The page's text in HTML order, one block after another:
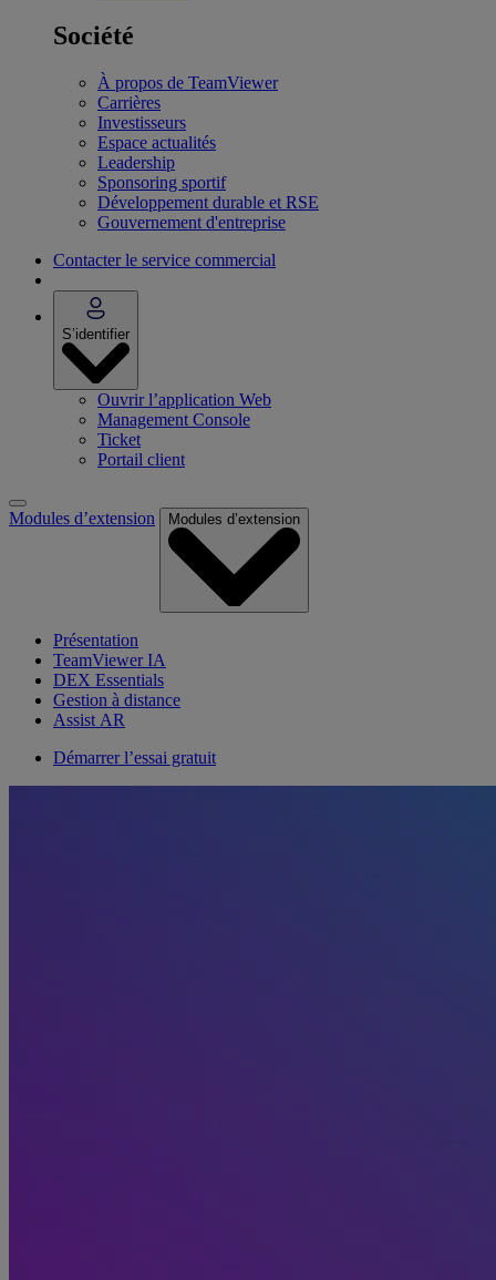
Société
À propos de TeamViewer
Carrières
Investisseurs
Espace actualités
Leadership
Sponsoring sportif
Développement durable et RSE
Gouvernement d'entreprise
Contacter le service commercial
S’identifier
Ouvrir l’application Web
Management Console
Ticket
Portail client
Modules d’extension Modules d’extension
Présentation
TeamViewer IA
DEX Essentials
Gestion à distance
Assist AR
Démarrer l’essai gratuit